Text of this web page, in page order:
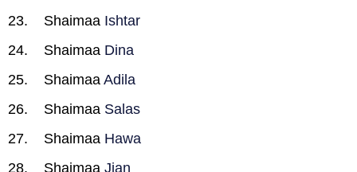
Shaimaa Ishtar
Shaimaa Dina
Shaimaa Adila
Shaimaa Salas
Shaimaa Hawa
Shaimaa Jian